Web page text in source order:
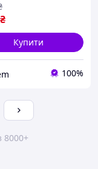
₴
Купити
100%
8000+